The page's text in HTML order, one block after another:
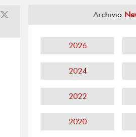
Archivio
2026
2024
2022
2020